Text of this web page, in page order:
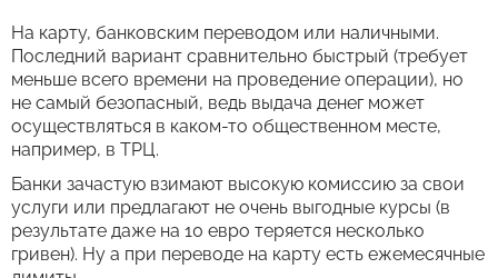
На карту, банковским переводом или наличными.
Последний вариант сравнительно быстрый (требует
меньше всего времени на проведение операции), но
не самый безопасный, ведь выдача денег может
осуществляться в каком-то общественном месте,
например, в ТРЦ.
Банки зачастую взимают высокую комиссию за свои
услуги или предлагают не очень выгодные курсы (в
результате даже на 10 евро теряется несколько
гривен). Ну а при переводе на карту есть ежемесячные